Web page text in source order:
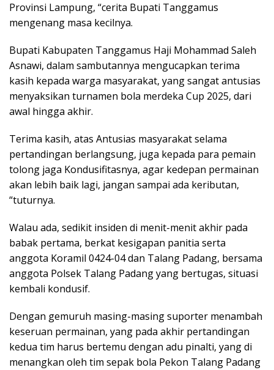
Provinsi Lampung, “cerita Bupati Tanggamus
mengenang masa kecilnya.
Bupati Kabupaten Tanggamus Haji Mohammad Saleh
Asnawi, dalam sambutannya mengucapkan terima
kasih kepada warga masyarakat, yang sangat antusias
menyaksikan turnamen bola merdeka Cup 2025, dari
awal hingga akhir.
Terima kasih, atas Antusias masyarakat selama
pertandingan berlangsung, juga kepada para pemain
tolong jaga Kondusifitasnya, agar kedepan permainan
akan lebih baik lagi, jangan sampai ada keributan,
“tuturnya.
Walau ada, sedikit insiden di menit-menit akhir pada
babak pertama, berkat kesigapan panitia serta
anggota Koramil 0424-04 dan Talang Padang, bersama
anggota Polsek Talang Padang yang bertugas, situasi
kembali kondusif.
Dengan gemuruh masing-masing suporter menambah
keseruan permainan, yang pada akhir pertandingan
kedua tim harus bertemu dengan adu pinalti, yang di
menangkan oleh tim sepak bola Pekon Talang Padang